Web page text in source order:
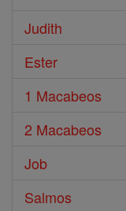
Judith
Ester
1 Macabeos
2 Macabeos
Job
Salmos